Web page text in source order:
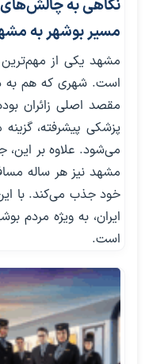
نگاهی به
مسیر بوشهر به
مشهد یکی از
است. شهری که هم به
مقصد اصلی زائران
پزشکی پیشرفته،
می‌شود. علاوه بر این،
مشهد نیز هر ساله
خود جذب می‌کند. با
ایران، به ویژه مردم
است.